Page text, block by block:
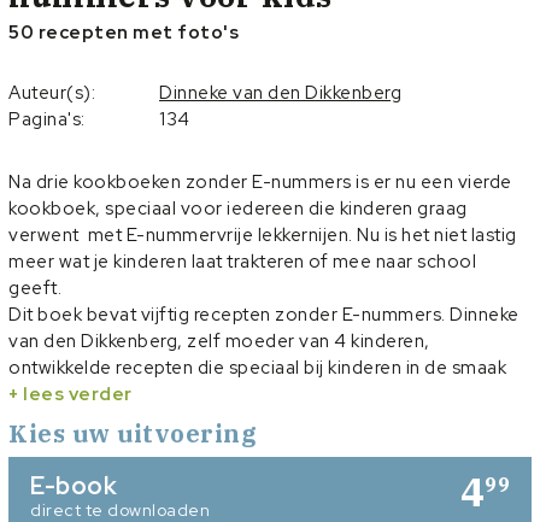
50 recepten met foto's
Auteur(s):
Dinneke van den Dikkenberg
Pagina's:
134
Na drie kookboeken zonder E-nummers is er nu een vierde
kookboek, speciaal voor iedereen die kinderen graag
verwent met E-nummervrije lekkernijen. Nu is het niet lastig
meer wat je kinderen laat trakteren of mee naar school
geeft.
Dit boek bevat vijftig recepten zonder E-nummers. Dinneke
van den Dikkenberg, zelf moeder van 4 kinderen,
ontwikkelde recepten die speciaal bij kinderen in de smaak
zullen vallen.
Omdat de recepten eenvoudig zijn en weinig lastige
verkrijgbare ingrediënten of ingewikkelde handelingen
bevatten, kunnen kinderen die van koken en bakken houden
ook lekker zelf aan de slag!
+ lees verder
Kies uw uitvoering
499
E-book
direct te downloaden